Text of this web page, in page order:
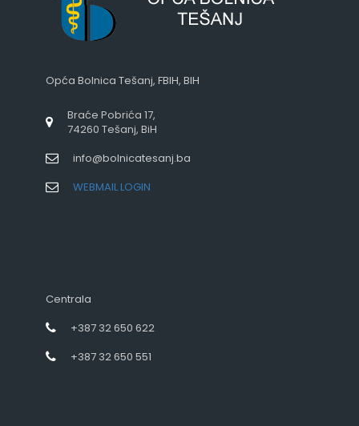
Opća Bolnica Tešanj, FBIH, BIH
Braće Pobrića 17,
74260 Tešanj, BiH
info@bolnicatesanj.ba
WEBMAIL LOGIN
Centrala
+387 32 650 622
+387 32 650 551